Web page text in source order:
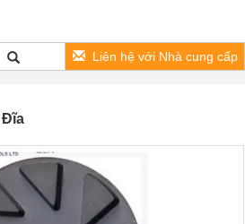
Liên hệ với Nhà cung cấp
Đĩa